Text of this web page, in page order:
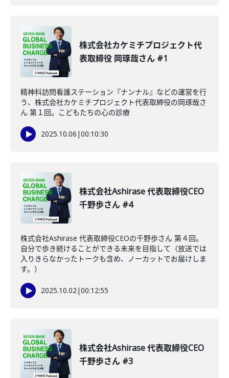
株式会社カケミチプロジェクト代
表取締役 岡琢哉さん #1
精神科訪問看護ステーション『ナンナル』などの運営を行
う、株式会社カケミチプロジェクト代表取締役の岡琢哉さ
ん 第１回。こどもたちの心の診療
2025.10.06 |00:10:30
株式会社Ashirase 代表取締役CEO
千野歩さん #4
株式会社Ashirase 代表取締役CEOの千野歩さん 第４回。
自分で歩き続けることができる未来を目指して（放送では
入りきらなかったトークも含め、ノーカットでお届けしま
す。）
2025.10.02|00:12:55
株式会社Ashirase 代表取締役CEO
千野歩さん #3